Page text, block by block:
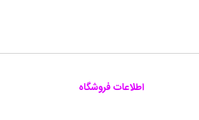
اطلاعات فروشگاه